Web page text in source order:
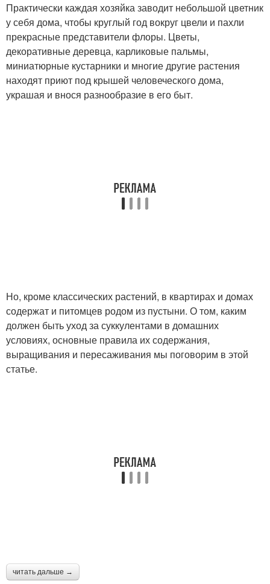
Практически каждая хозяйка заводит небольшой цветник
у себя дома, чтобы круглый год вокруг цвели и пахли
прекрасные представители флоры. Цветы,
декоративные деревца, карликовые пальмы,
миниатюрные кустарники и многие другие растения
находят приют под крышей человеческого дома,
украшая и внося разнообразие в его быт.
Но, кроме классических растений, в квартирах и домах
содержат и питомцев родом из пустыни. О том, каким
должен быть уход за суккулентами в домашних
условиях, основные правила их содержания,
выращивания и пересаживания мы поговорим в этой
статье.
читать дальше →